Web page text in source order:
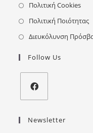
Πολιτική Cookies
Πολιτική Ποιότητας
Διευκόλυνση
Follow Us
Newsletter